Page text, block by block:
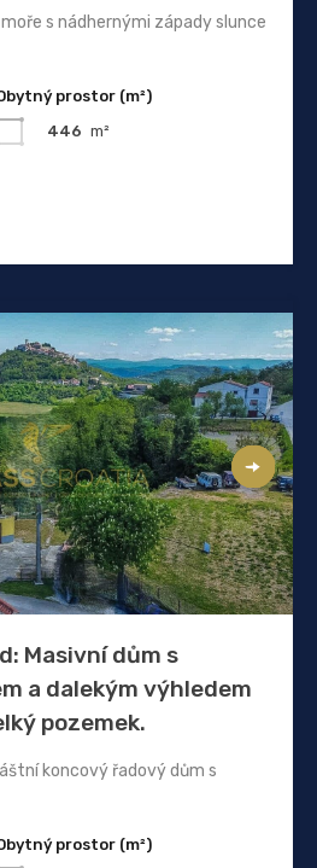
s nádhernými západy slunce
prostor (m²)
446 m²
Masivní dům s
a dalekým výhledem
pozemek.
koncový řadový dům s
prostor (m²)